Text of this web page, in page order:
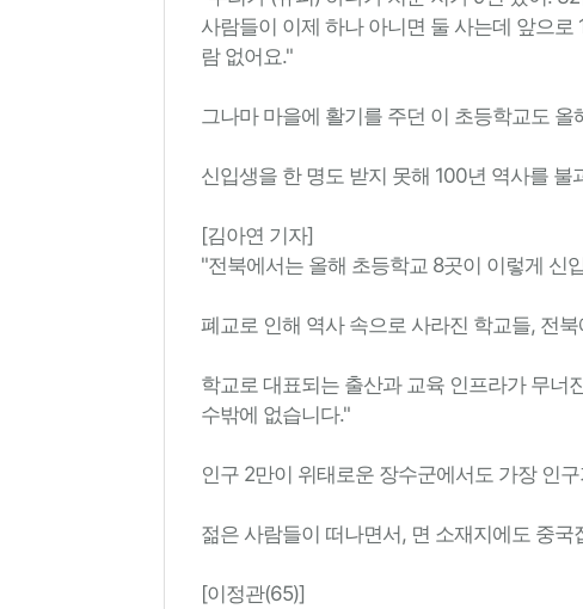
사람들이 이제 하나 아니면 둘 사는데 앞으
람 없어요."
그나마 마을에 활기를 주던 이 초등학교도 올
신입생을 한 명도 받지 못해 100년 역사를 불
[김아연 기자]
"전북에서는 올해 초등학교 8곳이 이렇게 신
폐교로 인해 역사 속으로 사라진 학교들, 전
학교로 대표되는 출산과 교육 인프라가 무너
수밖에 없습니다."
인구 2만이 위태로운 장수군에서도 가장 인
젊은 사람들이 떠나면서, 면 소재지에도 중
[이정관(65)]